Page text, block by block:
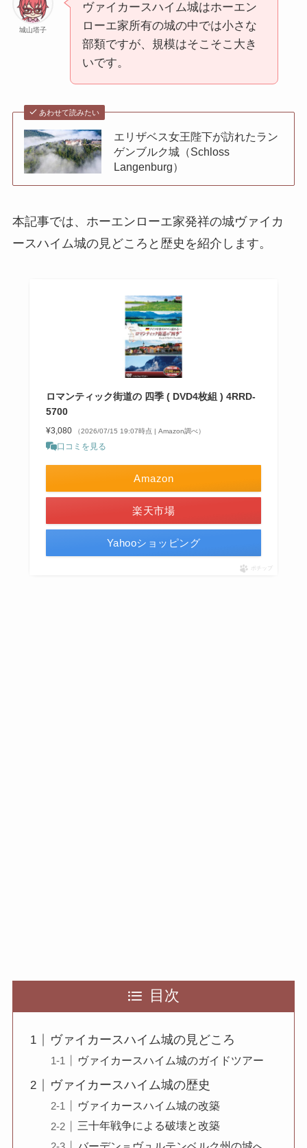
城山塔子
ヴァイカースハイム城はホーエン
ローエ家所有の城の中では小さな
部類ですが、規模はそこそこ大き
いです。
あわせて読みたい
エリザベス女王陛下が訪れたラン
ゲンブルク城（Schloss
Langenburg）
本記事では、ホーエンローエ家発祥の城ヴァイカ
ースハイム城の見どころと歴史を紹介します。
ロマンティック街道の 四季 ( DVD4枚組 ) 4RRD-
5700
¥3,080 （2026/07/15 19:07時点 | Amazon調べ）
口コミを見る
Amazon
楽天市場
Yahooショッピング
ポチップ
目次
ヴァイカースハイム城の見どころ
ヴァイカースハイム城のガイドツアー
ヴァイカースハイム城の歴史
ヴァイカースハイム城の改築
三十年戦争による破壊と改築